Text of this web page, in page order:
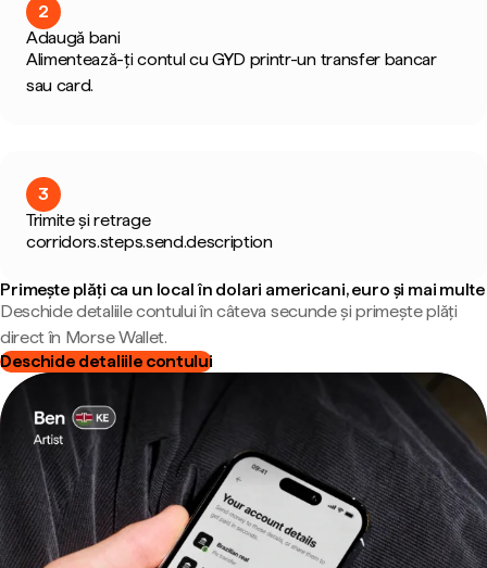
2
Adaugă bani
Alimentează-ți contul cu GYD printr-un transfer bancar
sau card.
3
Trimite și retrage
corridors.steps.send.description
Primește plăți ca un local în dolari americani, euro și mai multe
Deschide detaliile contului în câteva secunde și primește plăți
direct în Morse Wallet.
Deschide detaliile contului